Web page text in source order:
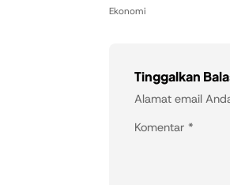
Ekonomi
Tinggalkan
Alamat email
Komentar *